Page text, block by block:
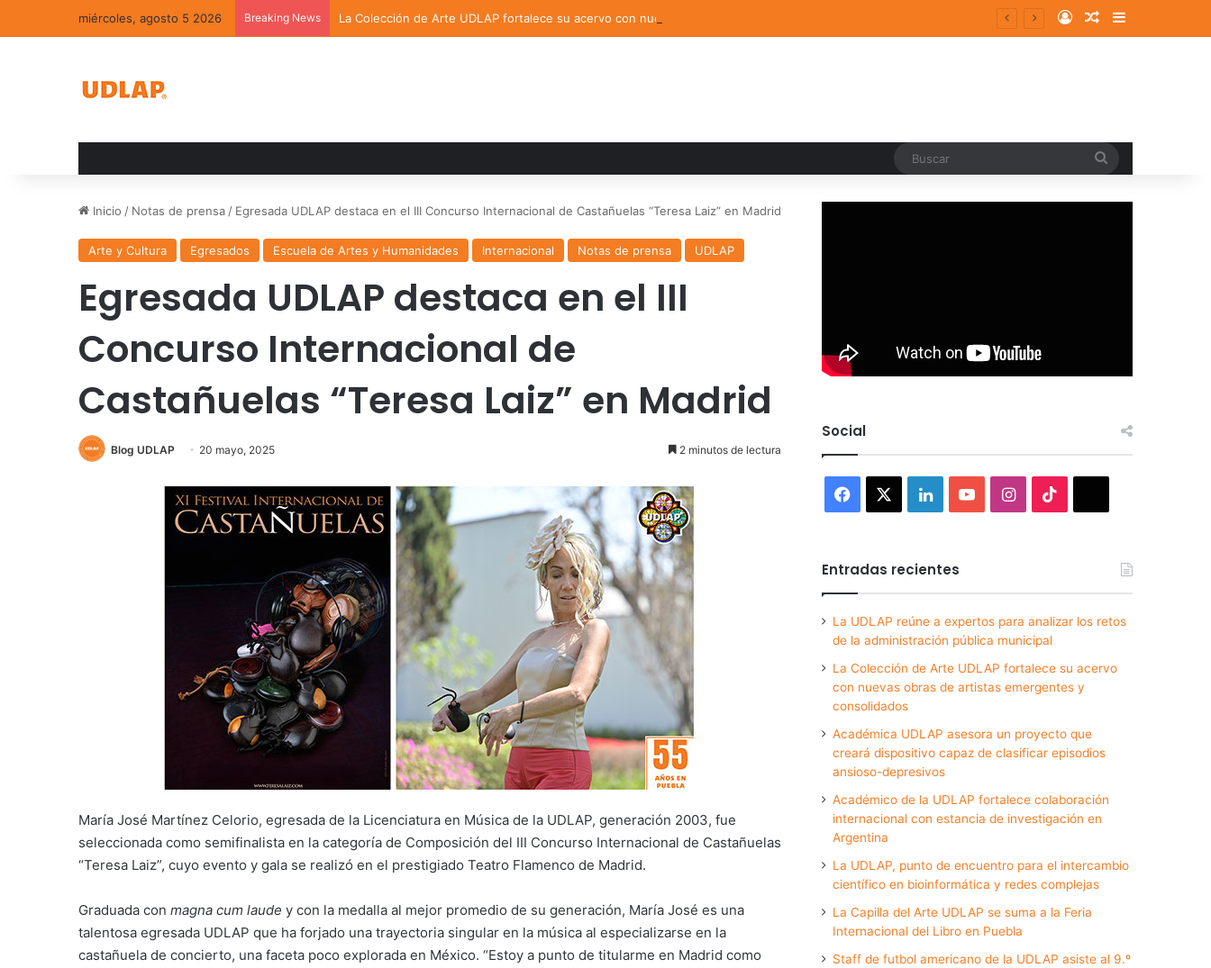
miércoles, agosto 5 2026 Breaking News La Colección de Arte UDLAP fortalece su acervo con nuevas obras de artistas emergentes y consolidados Log InRandom Article
Sidebar
Inicio / Notas de prensa / Egresada UDLAP destaca en el III Concurso Internacional de Castañuelas “Teresa Laiz” en Madrid
Arte y Cultura Egresados Escuela de Artes y Humanidades Internacional Notas de prensa UDLAP
Egresada UDLAP destaca en el III
Concurso Internacional de
Castañuelas “Teresa Laiz” en Madrid
Blog UDLAP 20 mayo, 2025 2 minutos de lectura
María José Martínez Celorio, egresada de la Licenciatura en Música de la UDLAP, generación 2003, fue
seleccionada como semifinalista en la categoría de Composición del III Concurso Internacional de Castañuelas
“Teresa Laiz”, cuyo evento y gala se realizó en el prestigiado Teatro Flamenco de Madrid.
Graduada con magna cum laude y con la medalla al mejor promedio de su generación, María José es una
talentosa egresada UDLAP que ha forjado una trayectoria singular en la música al especializarse en la
castañuela de concierto, una faceta poco explorada en México. “Estoy a punto de titularme en Madrid como
Social
Facebook LinkedInYouTubeInstagram
Entradas recientes
La UDLAP reúne a expertos para analizar los retos
de la administración pública municipal
La Colección de Arte UDLAP fortalece su acervo
con nuevas obras de artistas emergentes y
consolidados
Académica UDLAP asesora un proyecto que
creará dispositivo capaz de clasificar episodios
ansioso-depresivos
Académico de la UDLAP fortalece colaboración
internacional con estancia de investigación en
Argentina
La UDLAP, punto de encuentro para el intercambio
científico en bioinformática y redes complejas
La Capilla del Arte UDLAP se suma a la Feria
Internacional del Libro en Puebla
Staff de futbol americano de la UDLAP asiste al 9.º